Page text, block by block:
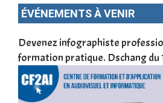
ÉVÉNEMENTS À VENIR
Devenez infographiste
formation pratique. Dschang du